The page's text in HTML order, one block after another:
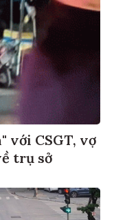
với CSGT, vợ
trụ sở